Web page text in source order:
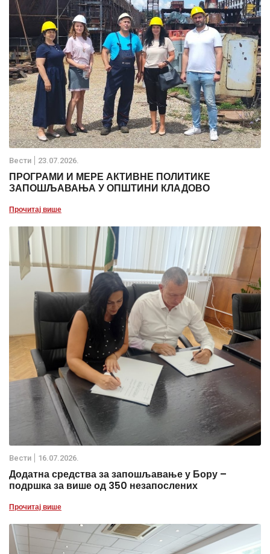
Вести 23.07.2026.
ПРОГРАМИ И МЕРЕ АКТИВНЕ ПОЛИТИКЕ
ЗАПОШЉАВАЊА У ОПШТИНИ КЛАДОВО
Прочитај више
Вести 16.07.2026.
Додатна средства за запошљавање у Бору –
подршка за више од 350 незапослених
Прочитај више